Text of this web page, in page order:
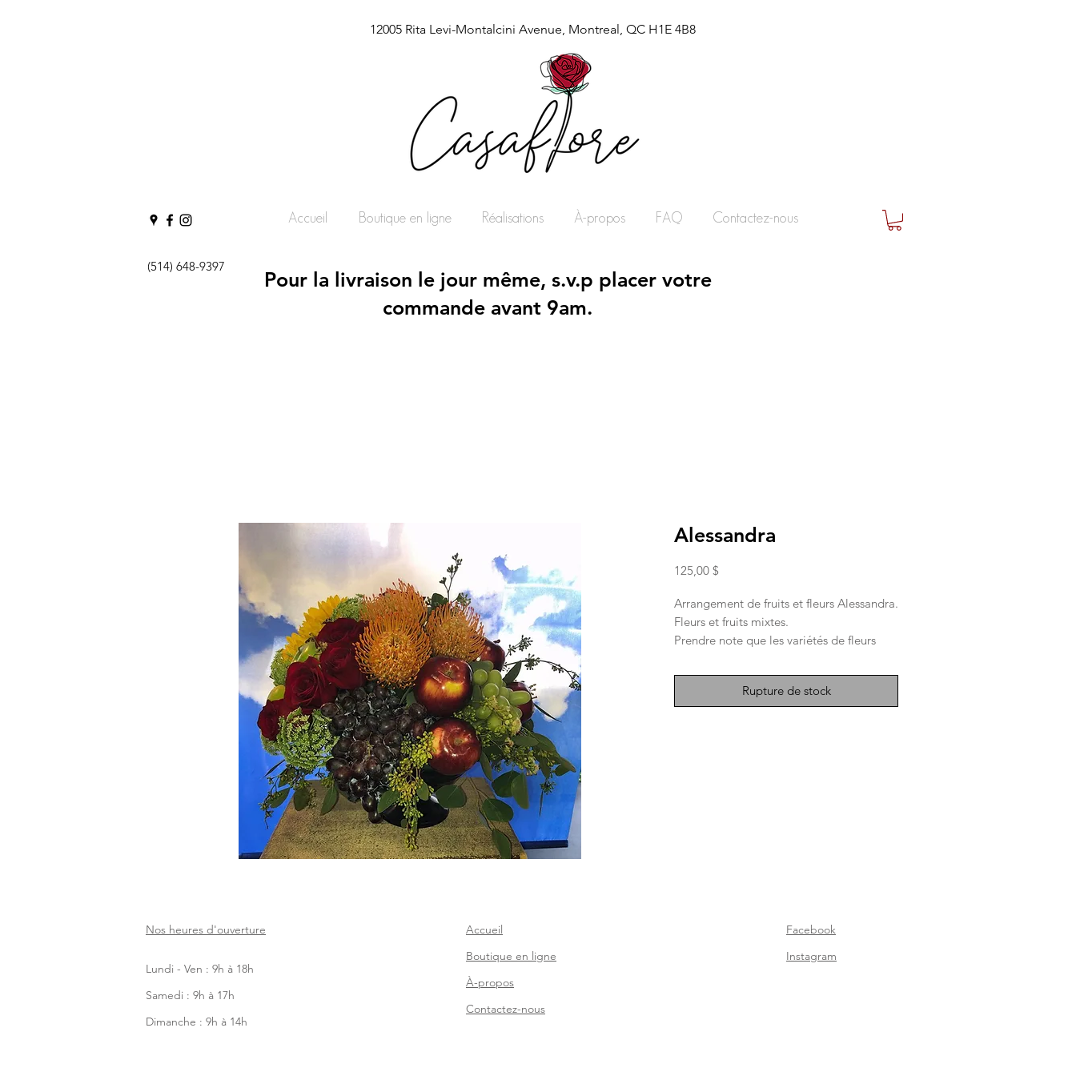
12005 Rita Levi-Montalcini Avenue, Montreal, QC H1E 4B8
(514) 648-9397
Accueil Boutique en ligne Réalisations À-propos FAQ Contactez-nous
Pour la livraison le jour même, s.v.p placer votre
commande avant 9am.
Alessandra
125,00 $
Arrangement de fruits et fleurs Alessandra.
Fleurs et fruits mixtes.
Prendre note que les variétés de fleurs
Rupture de stock
Nos heures d'ouverture
Lundi - Ven : 9h à 18h
Samedi : 9h à 17h
Dimanche : 9h à 14h
Accueil
Boutique en ligne
À-propos
Contactez-nous
Facebook
Instagram